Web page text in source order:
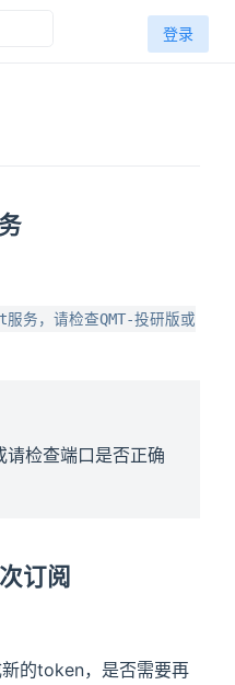
登录
，请检查QMT-投研版或
检查端口是否正确
订阅
的token，是否需要再